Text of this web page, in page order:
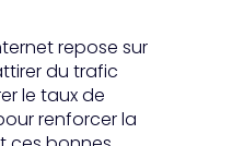
repose sur
du trafic
le taux de
renforcer la